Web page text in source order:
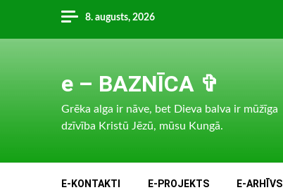
content
8. augusts, 2026
e – BAZNĪCA ✞
Grēka alga ir nāve, bet Dieva balva ir mūžīga
dzīvība Kristū Jēzū, mūsu Kungā.
E-KONTAKTI E-PROJEKTS E-ARHĪVS